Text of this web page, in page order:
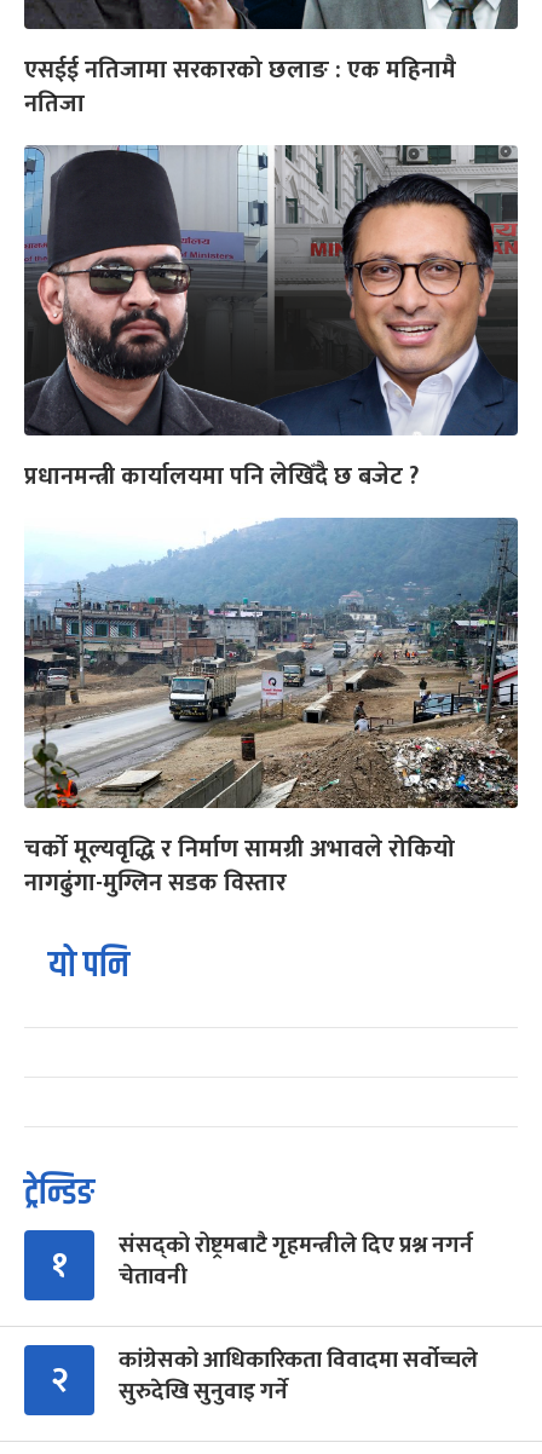
एसईई नतिजामा सरकारको छलाङ : एक महिनामै
नतिजा
प्रधानमन्त्री कार्यालयमा पनि लेखिँदै छ बजेट ?
चर्को मूल्यवृद्धि र निर्माण सामग्री अभावले रोकियो
नागढुंगा-मुग्लिन सडक विस्तार
यो पनि
ट्रेन्डिङ
१
संसद्को रोष्ट्रमबाटै गृहमन्त्रीले दिए प्रश्न नगर्न
चेतावनी
२
कांग्रेसको आधिकारिकता विवादमा सर्वोच्चले
सुरुदेखि सुनुवाइ गर्ने